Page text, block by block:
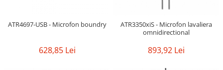
ATR4697-USB - Microfon boundry
628,85 Lei
ATR3350xiS - Microfon lavaliera
omnidirectional
893,92 Lei